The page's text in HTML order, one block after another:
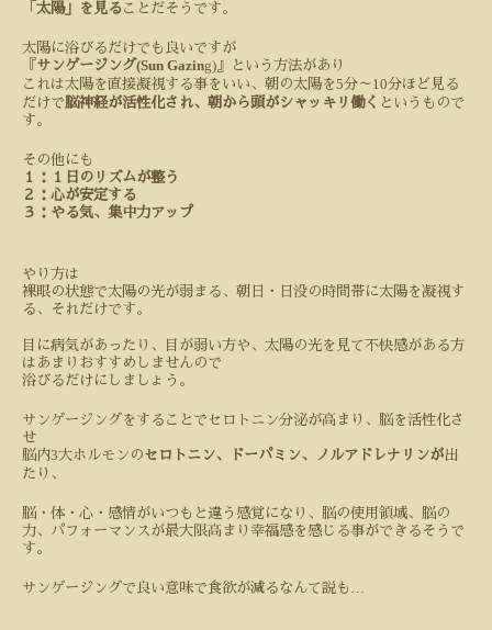
「 太陽」を見ることだそうです。
太陽に浴びるだけでも良いですが
サンゲージング(Sun Gazing) 』という方法があり
これは太陽を直接凝視する事をいい、朝の太陽を5分～10分ほど見る
だけで 脳神経が活性化され、朝から頭がシャッキリ働く というもので
す。
その他にも
１：１日のリズムが整う
２：心が安定する
３：やる気、集中力アップ
やり方は
裸眼の状態で太陽の光が弱まる、朝日・日没の時間帯に太陽を凝視す
る、それだけです。
目に病気があったり、目が弱い方や、太陽の光を見て不快感がある方
はあまりおすすめしませんので
浴びるだけにしましょう。
サンゲージングをすることでセロトニン分泌が高まり、脳を活性化さ
せ
脳内3大ホルモンのセロトニン、ドーパミン、ノルアドレナリンが出
たり、
脳・体・心・感情がいつもと違う感覚になり、脳の使用領域、脳の
力、パフォーマンスが最大限高まり幸福感を感じる事ができるそうで
す。
サンゲージングで良い意味で食欲が減るなんて説も …